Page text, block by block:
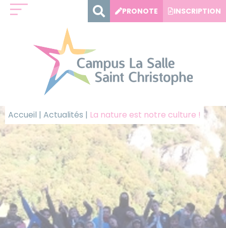
PRONOTE INSCRIPTION
Accueil | Actualités | La nature est notre culture !
Panneau de gestion des cookies